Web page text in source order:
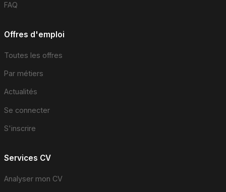
FAQ
Offres d'emploi
Toutes les offres
Par métiers
Actualités
Se connecter
S'inscrire
Services CV
Analyser mon CV